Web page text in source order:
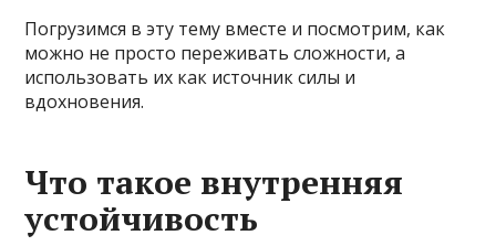
Погрузимся в эту тему вместе и посмотрим, как
можно не просто переживать сложности, а
использовать их как источник силы и
вдохновения.
Что такое внутренняя
устойчивость